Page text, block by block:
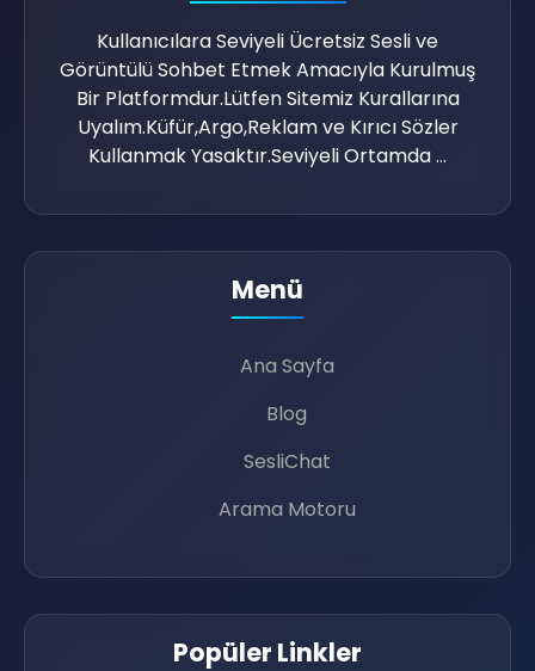
💬
Kullanıcılara Seviyeli Ücretsiz Sesli ve
Görüntülü Sohbet Etmek Amacıyla Kurulmuş
Bir Platformdur.Lütfen Sitemiz Kurallarına
Uyalım.Küfür,Argo,Reklam ve Kırıcı Sözler
Kullanmak Yasaktır.Seviyeli Ortamda ...
Menü
Ana Sayfa
Blog
SesliChat
Arama Motoru
Popüler Linkler